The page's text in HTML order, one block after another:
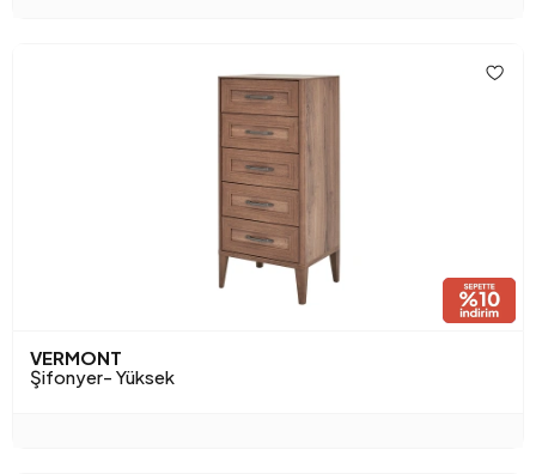
VERMONT
Şifonyer- Yüksek